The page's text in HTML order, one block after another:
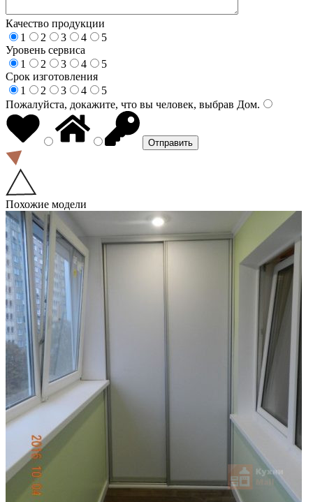
Качество продукции
1
2 3 4
5
Уровень сервиса
1
2 3 4
5
Срок изготовления
1
2 3 4
5
Пожалуйста, докажите, что вы человек, выбрав Дом.
Похожие модели